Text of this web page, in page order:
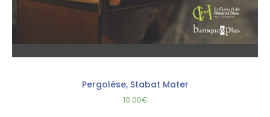
Pergolèse, Stabat Mater
10.00€